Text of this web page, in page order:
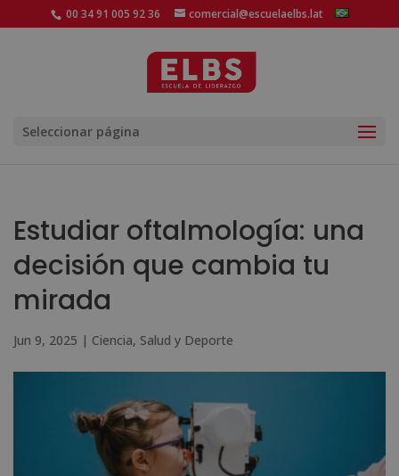
00 34 91 005 92 36 comercial@escuelaelbs.lat
Seleccionar página
Estudiar oftalmología: una
decisión que cambia tu
mirada
Jun 9, 2025 | Ciencia, Salud y Deporte